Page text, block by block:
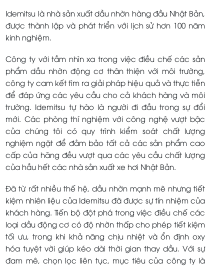
Idemitsu là nhà sản xuất dầu nhờn hàng đầu Nhật Bản,
được thành lập và phát triển với lịch sử hơn 100 năm
kinh nghiệm.
Công ty với tầm nhìn xa trong việc điều chế các sản
phẩm dầu nhờn động cơ thân thiện với môi trường,
công ty cam kết tìm ra giải pháp hiệu quả và thực tiễn
để đáp ứng các yêu cầu cho cả khách hàng và môi
trường. Idemitsu tự hào là người đi đầu trong sự đổi
mới. Các phòng thí nghiệm với công nghệ vượt bậc
của chúng tôi có quy trình kiểm soát chất lượng
nghiệm ngặt để đảm bảo tất cả các sản phẩm cao
cấp của hãng đều vượt qua các yêu cầu chất lượng
của hầu hết các nhà sản xuất xe hơi Nhật Bản.
Đã từ rất nhiều thế hệ, dầu nhờn mạnh mẽ nhưng tiết
kiệm nhiên liệu của Idemitsu đã được sự tín nhiệm của
khách hàng. Tiến bộ đột phá trong việc điều chế các
loại dầu động cơ có độ nhờn thấp cho phép tiết kiệm
tối ưu, trong khi khả năng chịu nhiệt và ổn định oxy
hóa tuyệt vời giúp kéo dài thời gian thay dầu. Với sự
đam mê, chọn lọc liên tục, mục tiêu của công ty là